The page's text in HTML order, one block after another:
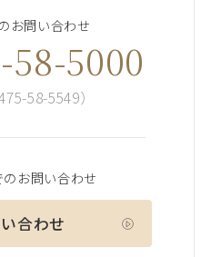
お問い合わせ
58-5000
58-5549）
お問い合わせ
合わせ